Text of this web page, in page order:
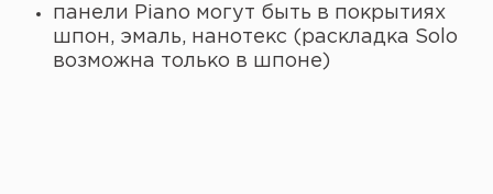
панели Piano могут быть в покрытиях
шпон, эмаль, нанотекс (раскладка Solo
возможна только в шпоне)